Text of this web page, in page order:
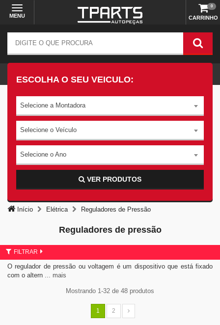
MENU CARRINHO
0
ESCOLHA O SEU VEICULO:
Selecione a Montadora
Selecione o Veículo
Selecione o Ano
VER PRODUTOS
Início Elétrica Reguladores de Pressão
Reguladores de pressão
FILTRAR
O regulador de pressão ou voltagem é um dispositivo que está fixado
com o altern ... mais
Mostrando 1-32 de 48 produtos
1 2